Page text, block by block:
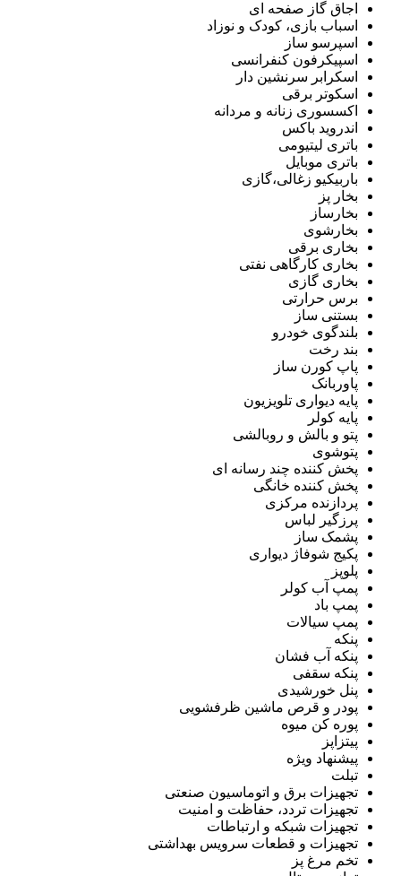
اجاق گاز صفحه ای
اسباب بازی، کودک و نوزاد
اسپرسو ساز
اسپیکرفون کنفرانسی
اسکرابر سرنشین دار
اسکوتر برقی
اکسسوری زنانه و مردانه
اندروید باکس
باتری لیتیومی
باتری موبایل
باربیکیو زغالی،گازی
بخار پز
بخارساز
بخارشوی
بخاری برقی
بخاری کارگاهی نفتی
بخاری گازی
برس حرارتی
بستنی ساز
بلندگوی خودرو
بند رخت
پاپ کورن ساز
پاوربانک
پایه دیواری تلویزیون
پایه کولر
پتو و بالش و روبالشی
پتوشوی
پخش کننده چند رسانه ای
پخش کننده خانگی
پردازنده مرکزی
پرزگیر لباس
پشمک ساز
پکیج شوفاژ دیواری
پلوپز
پمپ آب کولر
پمپ باد
پمپ سیالات
پنکه
پنکه آب فشان
پنکه سقفی
پنل خورشیدی
پودر و قرص ماشین ظرفشویی
پوره کن میوه
پیتزاپز
پیشنهاد ویژه
تبلت
تجهیزات برق و اتوماسیون صنعتی
تجهیزات تردد، حفاظت و امنیت
تجهیزات شبکه و ارتباطات
تجهیزات و قطعات سرویس بهداشتی
تخم مرغ پز